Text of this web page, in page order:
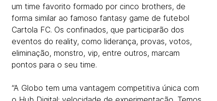
um time favorito formado por cinco brothers, de
forma similar ao famoso fantasy game de futebol
Cartola FC. Os confinados, que participarão dos
eventos do reality, como liderança, provas, votos,
eliminação, monstro, vip, entre outros, marcam
pontos para o seu time.
“A Globo tem uma vantagem competitiva única com